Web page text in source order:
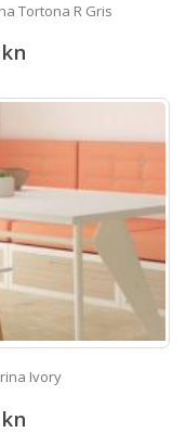
Tortona R Gris
kn
Ivory
kn